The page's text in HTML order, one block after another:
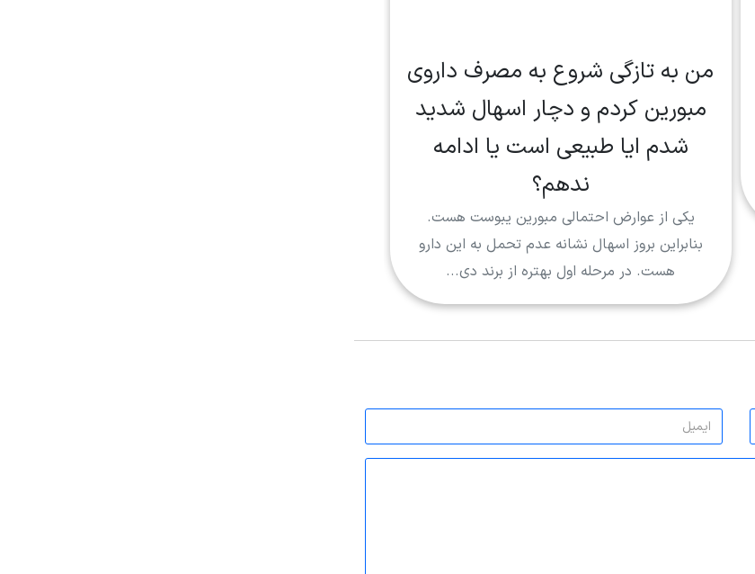
من به تازگی شروع به مصرف داروی
مبورین کردم و دچار اسهال شدید
شدم ایا طبیعی است یا ادامه
ندهم؟
یکی از عوارض احتمالی مبورین یبوست هست.
بنابراین بروز اسهال نشانه عدم تحمل به این دارو
هست. در مرحله اول بهتره از برند دی...